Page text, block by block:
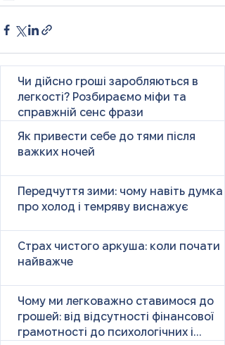
Чи дійсно гроші заробляються в
легкості? Розбираємо міфи та
справжній сенс фрази
Як привести себе до тями після
важких ночей
Передчуття зими: чому навіть думка
про холод і темряву виснажує
Страх чистого аркуша: коли почати
найважче
Чому ми легковажно ставимося до
грошей: від відсутності фінансової
грамотності до психологічних і